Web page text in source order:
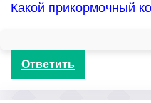
Какой прикормочный
Ответить